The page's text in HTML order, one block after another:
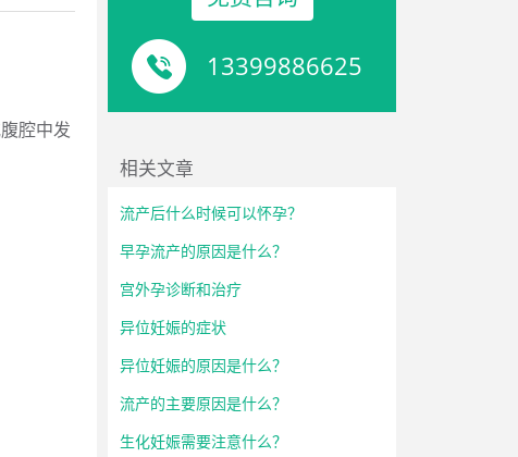
腔中发
13399886625
相关文章
流产后什么时候可以怀孕？
早孕流产的原因是什么？
宫外孕诊断和治疗
异位妊娠的症状
异位妊娠的原因是什么？
流产的主要原因是什么？
生化妊娠需要注意什么？